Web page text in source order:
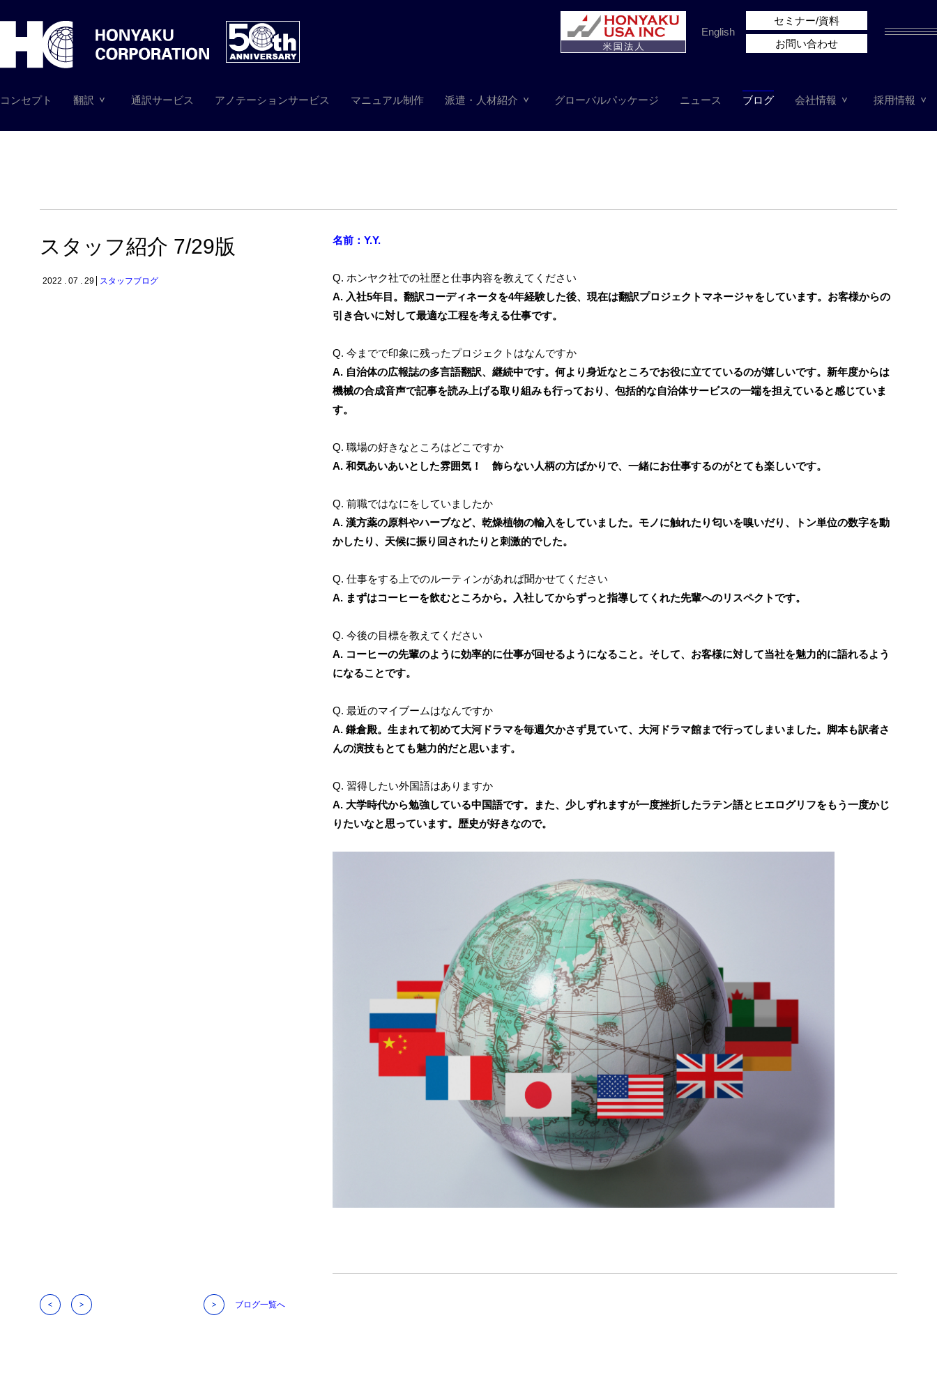
コンセプト 翻訳 通訳サービス アノテーションサービス マニュアル制作 派遣・人材紹介 グローバルパッケージ ニュース ブログ 会社情報 採用情報
English
セミナー/資料
お問い合わせ
スタッフ紹介 7/29版
2022 . 07 . 29 スタッフブログ
名前：Y.Y.
Q. ホンヤク社での社歴と仕事内容を教えてください
A. 入社5年目。翻訳コーディネータを4年経験した後、現在は翻訳プロジェクトマネージャをしています。お客様からの
引き合いに対して最適な工程を考える仕事です。
Q. 今までで印象に残ったプロジェクトはなんですか
A. 自治体の広報誌の多言語翻訳、継続中です。何より身近なところでお役に立てているのが嬉しいです。新年度からは
機械の合成音声で記事を読み上げる取り組みも行っており、包括的な自治体サービスの一端を担えていると感じていま
す。
Q. 職場の好きなところはどこですか
A. 和気あいあいとした雰囲気！ 飾らない人柄の方ばかりで、一緒にお仕事するのがとても楽しいです。
Q. 前職ではなにをしていましたか
A. 漢方薬の原料やハーブなど、乾燥植物の輸入をしていました。モノに触れたり匂いを嗅いだり、トン単位の数字を動
かしたり、天候に振り回されたりと刺激的でした。
Q. 仕事をする上でのルーティンがあれば聞かせてください
A. まずはコーヒーを飲むところから。入社してからずっと指導してくれた先輩へのリスペクトです。
Q. 今後の目標を教えてください
A. コーヒーの先輩のように効率的に仕事が回せるようになること。そして、お客様に対して当社を魅力的に語れるよう
になることです。
Q. 最近のマイブームはなんですか
A. 鎌倉殿。生まれて初めて大河ドラマを毎週欠かさず見ていて、大河ドラマ館まで行ってしまいました。脚本も訳者さ
んの演技もとても魅力的だと思います。
Q. 習得したい外国語はありますか
A. 大学時代から勉強している中国語です。また、少しずれますが一度挫折したラテン語とヒエログリフをもう一度かじ
りたいなと思っています。歴史が好きなので。
ブログ一覧へ